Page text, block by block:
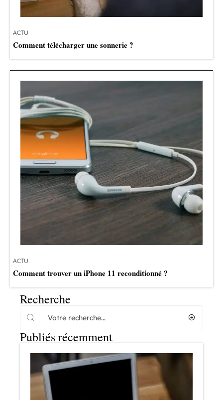
ACTU
Comment télécharger une sonnerie ?
ACTU
Comment trouver un iPhone 11 reconditionné ?
Recherche
Publiés récemment